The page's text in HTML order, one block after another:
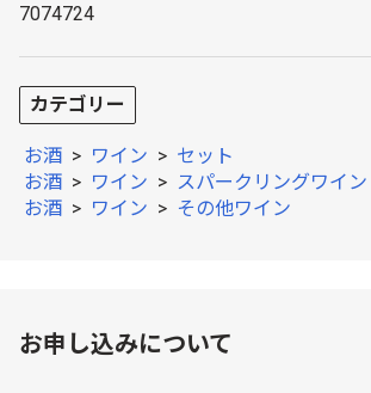
7074724
カテゴリー
お酒 > ワイン > セット
お酒 > ワイン > スパークリングワイン
お酒 > ワイン > その他ワイン
お申し込みについて